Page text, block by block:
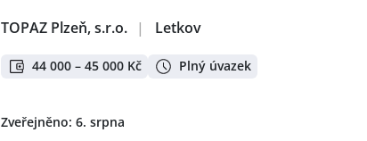
TOPAZ Plzeň, s.r.o. | Letkov
44 000 – 45 000 Kč Plný úvazek
Zveřejněno: 6. srpna